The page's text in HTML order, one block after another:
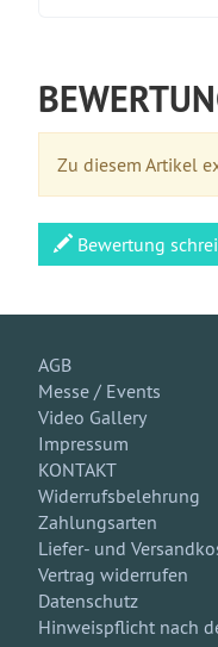
Zu diesem Artikel
Bewertung
AGB
Messe / Events
Video Gallery
Impressum
KONTAKT
Widerrufsbelehrung
Zahlungsarten
Liefer- und
Vertrag widerrufen
Datenschutz
Hinweispflicht nach